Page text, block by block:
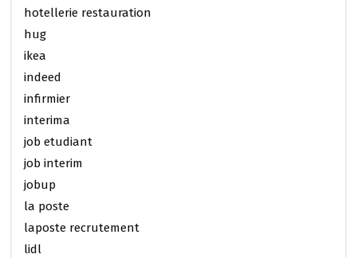
hotellerie restauration
hug
ikea
indeed
infirmier
interima
job etudiant
job interim
jobup
la poste
laposte recrutement
lidl